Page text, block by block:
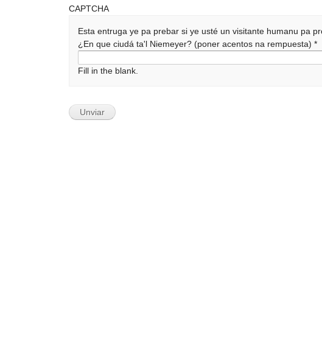
CAPTCHA
Esta entruga ye pa prebar si ye usté un visitante humanu pa
¿En que ciudá ta'l Niemeyer? (poner acentos na rempuesta)*
Fill in the blank.